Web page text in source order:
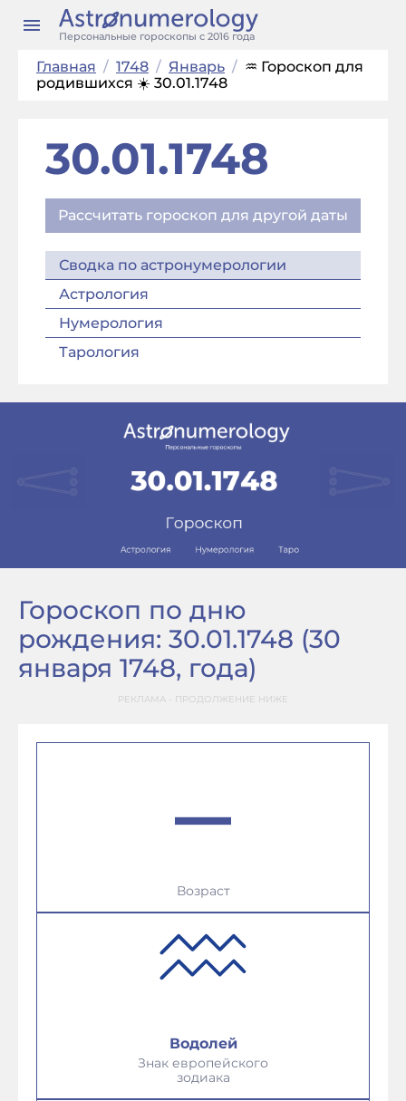
Персональные гороскопы с 2016 года
Главная / 1748 / Январь / ♒ Гороскоп для
родившихся ☀️ 30.01.1748
30.01.1748
Рассчитать гороскоп для другой даты
Сводка по астронумерологии
Астрология
Нумерология
Тарология
Гороскоп по дню
рождения: 30.01.1748 (30
января 1748, года)
РЕКЛАМА - ПРОДОЛЖЕНИЕ НИЖЕ
–
Возраст
Водолей
Знак европейского
зодиака